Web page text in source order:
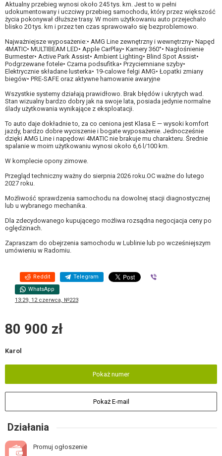
Aktualny przebieg wynosi około 245 tys. km. Jest to w pełni
udokumentowany i uczciwy przebieg samochodu, który przez większość
życia pokonywał dłuższe trasy. W moim użytkowaniu auto przejechało
blisko 20 tys. km i przez ten czas sprawowało się bezproblemowo.
Najważniejsze wyposażenie:• AMG Line zewnętrzny i wewnętrzny• Napęd
4MATIC• MULTIBEAM LED• Apple CarPlay• Kamery 360°• Nagłośnienie
Burmester• Active Park Assist• Ambient Lighting• Blind Spot Assist•
Podgrzewane fotele• Czarna podsufitka• Przyciemniane szyby•
Elektrycznie składane lusterka• 19-calowe felgi AMG• Łopatki zmiany
biegów• PRE-SAFE oraz aktywne hamowanie awaryjne
Wszystkie systemy działają prawidłowo. Brak błędów i ukrytych wad.
Stan wizualny bardzo dobry jak na swoje lata, posiada jedynie normalne
ślady użytkowania wynikające z eksploatacji.
To auto daje dokładnie to, za co ceniona jest Klasa E — wysoki komfort
jazdy, bardzo dobre wyciszenie i bogate wyposażenie. Jednocześnie
dzięki AMG Line i napędowi 4MATIC nie brakuje mu charakteru. Średnie
spalanie w moim użytkowaniu wynosi około 6,6 l/100 km.
W komplecie opony zimowe.
Przegląd techniczny ważny do sierpnia 2026 roku.OC ważne do lutego
2027 roku.
Możliwość sprawdzenia samochodu na dowolnej stacji diagnostycznej
lub u wybranego mechanika.
Dla zdecydowanego kupującego możliwa rozsądna negocjacja ceny po
oględzinach.
Zapraszam do obejrzenia samochodu w Lublinie lub po wcześniejszym
umówieniu w Radomiu.
Reddit Telegram
WhatsApp
13:29, 12 czerwca, №223
80 900 zł
Karol
Pokaż numer
Pokaż E-mail
Działania
Promuj ogłoszenie